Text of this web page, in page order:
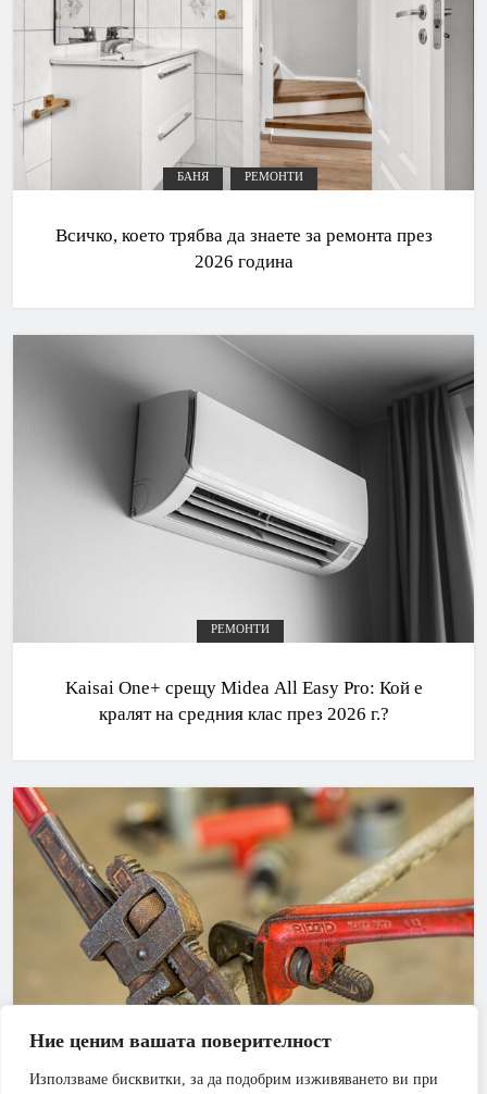
Ние ценим вашата поверителност
Използваме бисквитки, за да подобрим изживяването ви при
БАНЯ РЕМОНТИ
Всичко, което трябва да знаете за ремонта през
2026 година
РЕМОНТИ
Kaisai One+ срещу Midea All Easy Pro: Кой е
кралят на средния клас през 2026 г.?
АПАРТАМЕНТ БАНЯ